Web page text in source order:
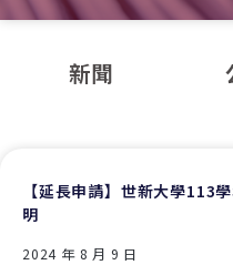
新聞
【延長申請】世新大學113
明
2024 年 8 月 9 日